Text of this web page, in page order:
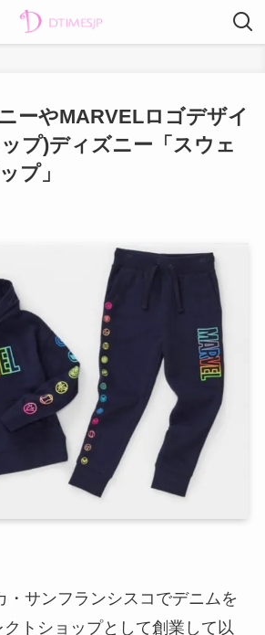
ーやMARVELロゴデザイ
プ)ディズニー「スウェ
プ」
・サンフランシスコでデニムを
トショップとして創業して以